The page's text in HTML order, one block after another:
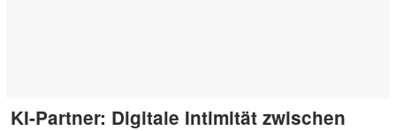
KI-Partner: Digitale Intimität zwischen